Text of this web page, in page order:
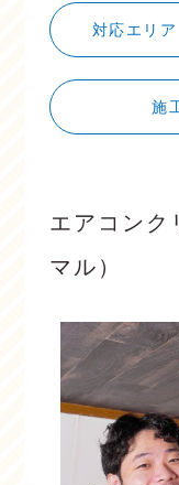
対応エリ
施
エアコンク
マル）